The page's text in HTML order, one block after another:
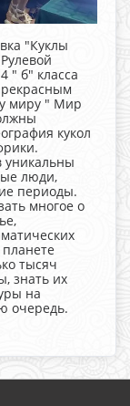
"Куклы
" б" класса
миру " Мир
кукол
уникальны
люди,
периоды.
многое о
тысяч
знать их
на
очередь.